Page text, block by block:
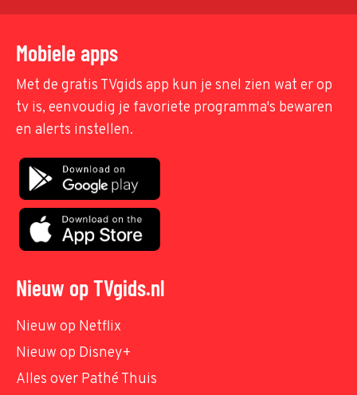
Mobiele apps
Met de gratis TVgids app kun je snel zien wat er op
tv is, eenvoudig je favoriete programma's bewaren
en alerts instellen.
Nieuw op TVgids.nl
Nieuw op Netflix
Nieuw op Disney+
Alles over Pathé Thuis